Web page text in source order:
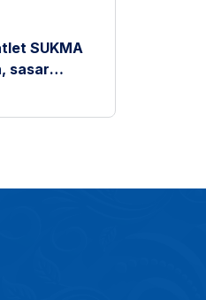
SUKMA
sasar